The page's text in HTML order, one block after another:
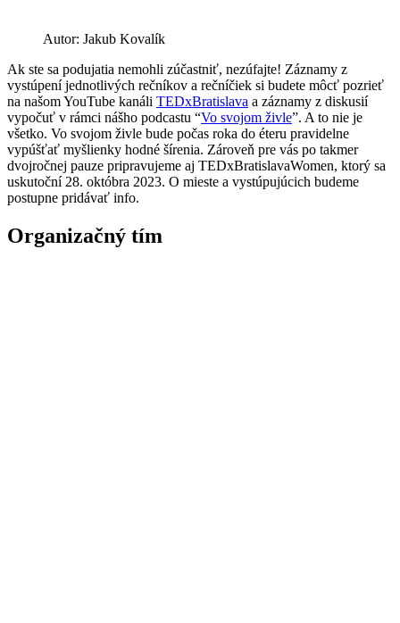
Autor: Jakub Kovalík
Ak ste sa podujatia nemohli zúčastniť, nezúfajte! Záznamy z
vystúpení jednotlivých rečníkov a rečníčiek si budete môcť pozrieť
na našom YouTube kanáli TEDxBratislava a záznamy z diskusií
vypočuť v rámci nášho podcastu “Vo svojom živle”. A to nie je
všetko. Vo svojom živle bude počas roka do éteru pravidelne
vypúšťať myšlienky hodné šírenia. Zároveň pre vás po takmer
dvojročnej pauze pripravujeme aj TEDxBratislavaWomen, ktorý sa
uskutoční 28. októbra 2023. O mieste a vystúpujúcich budeme
postupne pridávať info.
Organizačný tím